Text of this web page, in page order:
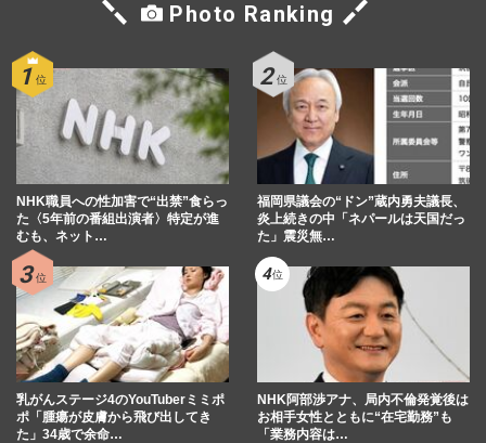
Photo Ranking
NHK職員への性加害で“出禁”食らっ
た〈5年前の番組出演者〉特定が進
むも、ネット…
福岡県議会の“ドン”蔵内勇夫議長、
炎上続きの中「ネパールは天国だっ
た」震災無…
乳がんステージ4のYouTuberミミポ
ポ「腫瘍が皮膚から飛び出してき
た」34歳で余命…
NHK阿部渉アナ、局内不倫発覚後は
お相手女性とともに“在宅勤務”も
「業務内容は…